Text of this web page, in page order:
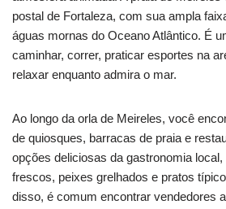
postal de Fortaleza, com sua ampla
águas mornas do Oceano Atlântico. É
caminhar, correr, praticar esportes na
relaxar enquanto admira o mar.
Ao longo da orla de Meireles, você
de quiosques, barracas de praia e
opções deliciosas da gastronomia
frescos, peixes grelhados e pratos
disso, é comum encontrar vendedores